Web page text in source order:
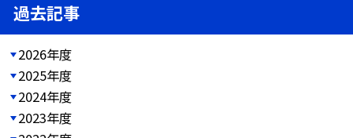
過去記事
2026年度
2025年度
2024年度
2023年度